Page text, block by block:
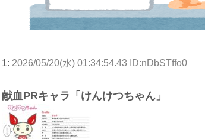
1: 2026/05/20(水) 01:34:54.43 ID:nDbSTffo0
献血PRキャラ「けんけつちゃん」